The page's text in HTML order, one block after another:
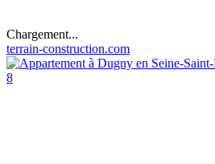
Chargement...
terrain-construction.com
8